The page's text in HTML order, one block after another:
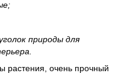
природы для
растения, очень прочный